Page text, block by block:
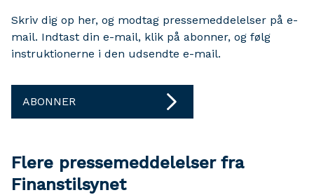
Skriv dig op her, og modtag pressemeddelelser på e-
mail. Indtast din e-mail, klik på abonner, og følg
instruktionerne i den udsendte e-mail.
ABONNER
Flere pressemeddelelser fra
Finanstilsynet